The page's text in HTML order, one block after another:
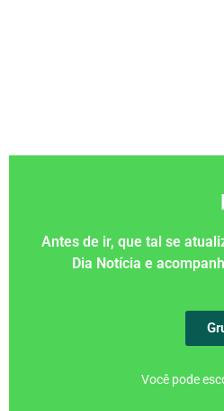
Antes de ir, que tal se
Dia Notícia e
Você pode